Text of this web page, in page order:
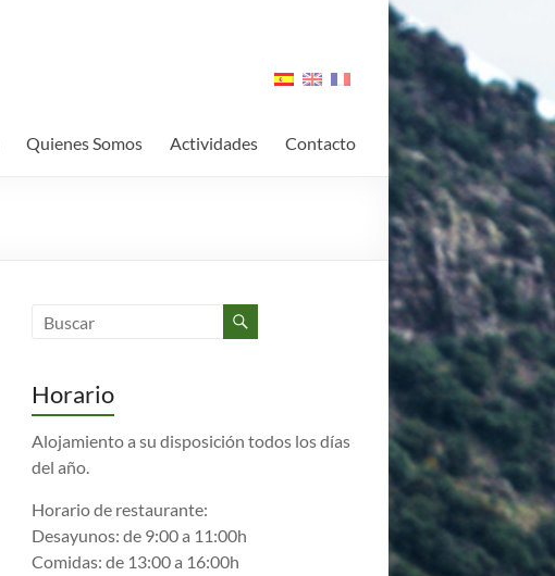
Quienes Somos Actividades Contacto
Horario
Alojamiento a su disposición todos los días
del año.
Horario de restaurante:
Desayunos: de 9:00 a 11:00h
Comidas: de 13:00 a 16:00h